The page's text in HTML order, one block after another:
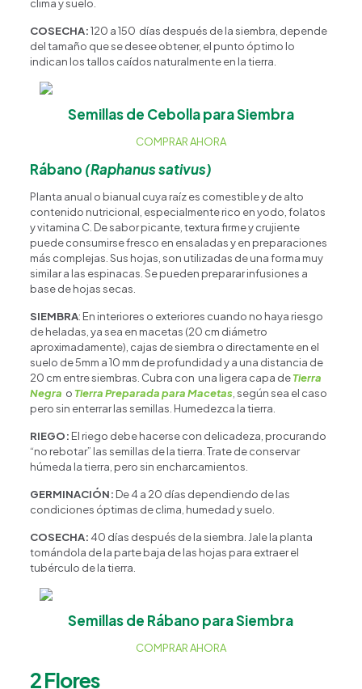
clima y suelo.
COSECHA:120 a 150 días después de la siembra, depende
del tamaño que se desee obtener, el punto óptimo lo
indican los tallos caídos naturalmente en la tierra.
Semillas de Cebolla para Siembra
COMPRAR AHORA
Rábano (Raphanus sativus)
Planta anual o bianual cuya raíz es comestible y de alto
contenido nutricional, especialmente rico en yodo, folatos
y vitamina C. De sabor picante, textura firme y crujiente
puede consumirse fresco en ensaladas y en preparaciones
más complejas. Sus hojas, son utilizadas de una forma muy
similar a las espinacas. Se pueden preparar infusiones a
base de hojas secas.
SIEMBRA: En interiores o exteriores cuando no haya riesgo
de heladas, ya sea en macetas (20 cm diámetro
aproximadamente), cajas de siembra o directamente en el
suelo de 5mm a 10 mm de profundidad y a una distancia de
20 cm entre siembras. Cubra con una ligera capa deTierra
Negra o Tierra Preparada para Macetas , según sea el caso
pero sin enterrar las semillas. Humedezca la tierra.
RIEGO: El riego debe hacerse con delicadeza, procurando
“no rebotar” las semillas de la tierra. Trate de conservar
húmeda la tierra, pero sin encharcamientos.
GERMINACIÓN: De 4 a 20 días dependiendo de las
condiciones óptimas de clima, humedad y suelo.
COSECHA: 40 días después de la siembra. Jale la planta
tomándola de la parte baja de las hojas para extraer el
tubérculo de la tierra.
Semillas de Rábano para Siembra
COMPRAR AHORA
2 Flores
Happy Flower Agente IA
¿En qué podemos ayudarte?